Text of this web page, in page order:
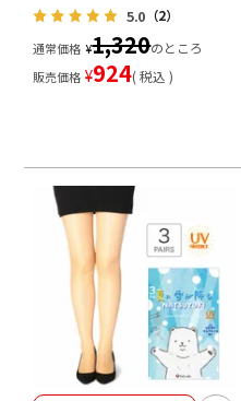
5.0 （2）
通常価格 ¥1,320のところ
販売価格 ¥924 税込